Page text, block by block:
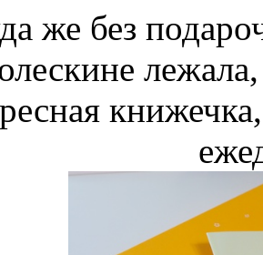
же без